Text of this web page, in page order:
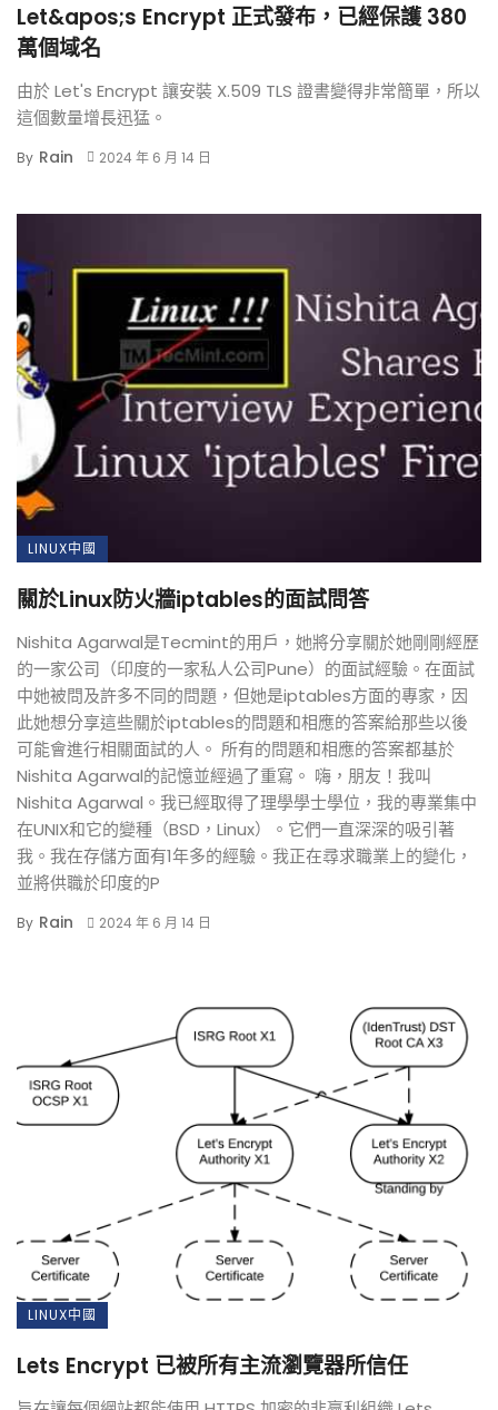
Let&apos;s Encrypt 正式發布，已經保護 380
萬個域名
由於 Let's Encrypt 讓安裝 X.509 TLS 證書變得非常簡單，所以
這個數量增長迅猛。
By Rain 2024 年 6 月 14 日
LINUX中國
關於Linux防火牆iptables的面試問答
Nishita Agarwal是Tecmint的用戶，她將分享關於她剛剛經歷
的一家公司（印度的一家私人公司Pune）的面試經驗。在面試
中她被問及許多不同的問題，但她是iptables方面的專家，因
此她想分享這些關於iptables的問題和相應的答案給那些以後
可能會進行相關面試的人。 所有的問題和相應的答案都基於
Nishita Agarwal的記憶並經過了重寫。 嗨，朋友！我叫
Nishita Agarwal。我已經取得了理學學士學位，我的專業集中
在UNIX和它的變種（BSD，Linux）。它們一直深深的吸引著
我。我在存儲方面有1年多的經驗。我正在尋求職業上的變化，
並將供職於印度的P
By Rain 2024 年 6 月 14 日
LINUX中國
Lets Encrypt 已被所有主流瀏覽器所信任